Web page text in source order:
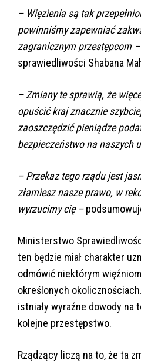
– Więzienia są tak
powinniśmy zapewniać
zagranicznym przestępcom –
sprawiedliwości Shabana
– Zmiany te sprawią, że
opuścić kraj znacznie
zaoszczędzić pieniądze
bezpieczeństwo na naszych
– Przekaz tego rządu jest
złamiesz nasze prawo, w
wyrzucimy cię –
Ministerstwo
ten będzie miał charakter
odmówić niektórym
określonych
istniały wyraźne dowody na
kolejne przestępstwo.
Rządzący liczą na to, że ta